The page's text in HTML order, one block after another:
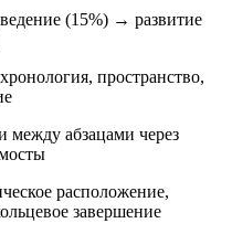
(15%) → развитие
пространство,
между абзацами через
расположение,
завершение